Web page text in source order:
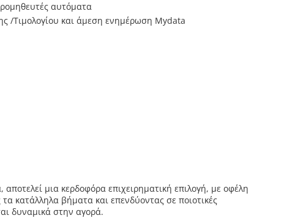
αυτόματα
/Τιμολογίου και άμεση ενημέρωση Mydata
μια κερδοφόρα επιχειρηματική επιλογή, με οφέλη
κατάλληλα βήματα και επενδύοντας σε ποιοτικές
δυναμικά στην αγορά.